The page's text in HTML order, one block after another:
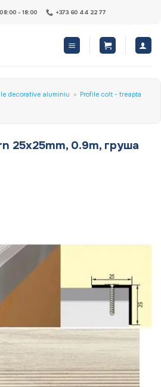
08:00 - 18:00 +373 60 44 22 77
decorative aluminiu » Profile colt - treapta
25x25mm, 0.9m, груша